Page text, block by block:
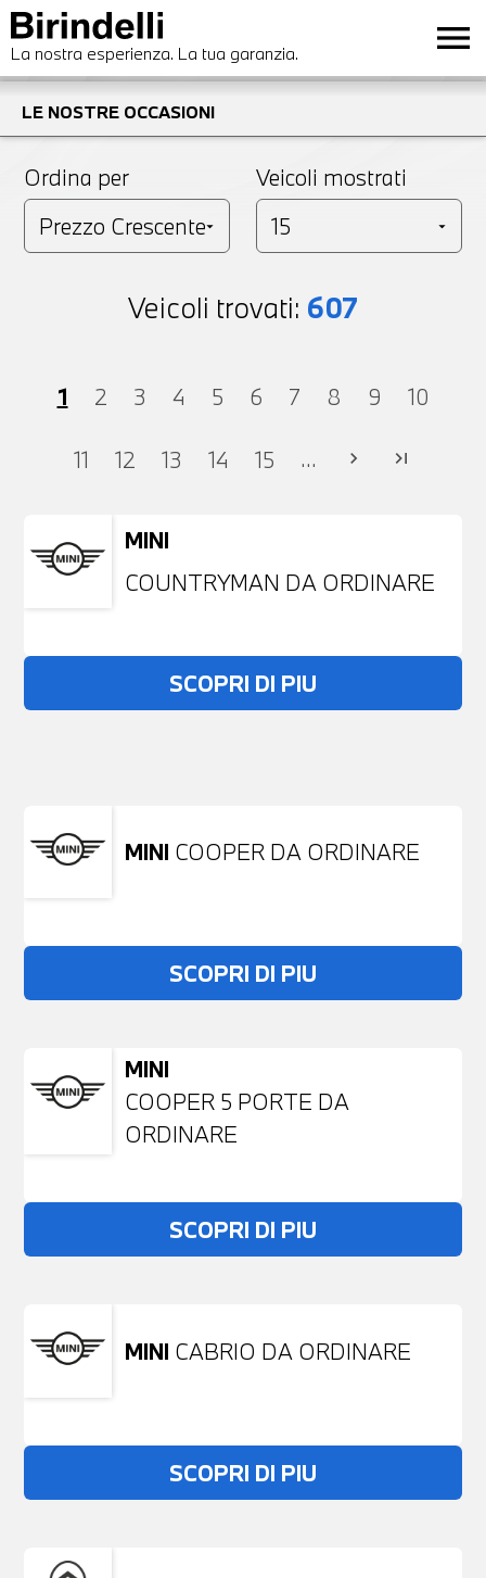
La nostra esperienza. La tua garanzia. menu
LE NOSTRE OCCASIONI
Ordina per Veicoli mostrati
Veicoli trovati: 607
1 2 3 4 5 6 7 8 9 10
11 12 13 14 15 ... chevron_right last_page
MINI
COUNTRYMAN DA ORDINARE
SCOPRI DI PIU
Non stai trovando ciò che cerchi?
MINI COOPER DA ORDINARE
SCOPRI DI PIU
MINI
COOPER 5 PORTE DA
ORDINARE
SCOPRI DI PIU
MINI CABRIO DA ORDINARE
SCOPRI DI PIU